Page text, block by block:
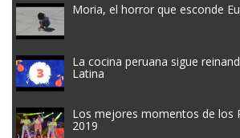
Moria, el horror que esconde
La cocina peruana sigue
Latina
Los mejores momentos de los
2019